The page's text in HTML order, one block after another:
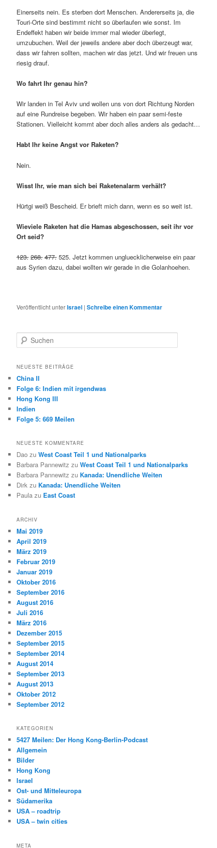
Einerseits nein. Es sterben dort Menschen. Andererseits ja, die
Touri-Orte sind bestimmt nicht so überlaufen wie sonst. Im
Endeffekt haben wir beide immer mal wieder überlegt,
umzubuchen. Weil der jeweils andere aber doch überzeugt war,
dass wir fahren sollten, machen wir das jetzt. Und wir freuen uns
riesig drauf.
Wo fahrt Ihr genau hin?
Wir landen in Tel Aviv und wollen uns von dort Richtung Norden
auf eine Rundreise begeben. Wir haben ein paar semi-feste
Stationen. Vielleicht kommt aber doch alles anders als gedacht…
Habt Ihr keine Angst vor Raketen?
Nein.
Wisst Ihr, wie man sich bei Raketenalarm verhält?
Hürtgi weiß Bescheid. Er brieft mich dann, wenn es so weit ist.
Wieviele Raketen hat die Hamas abgeschossen, seit ihr vor
Ort seid?
123. 268. 477. 525. Jetzt kommen ungluecklicherweise ein paar
aus Syrien dazu, dabei wollten wir gerade in die Golanhoehen.
Veröffentlicht unterIsrael |Schreibe einen Kommentar
u
h
n
NEUESTE BEITRÄGE
China II
Folge 6: Indien mit irgendwas
Hong Kong III
Indien
Folge 5: 669 Meilen
NEUESTE KOMMENTARE
Dao zuWest Coast Teil 1 und Nationalparks
Barbara Pannewitz zuWest Coast Teil 1 und Nationalparks
Barbara Pannewitz zu Kanada: Unendliche Weiten
Dirk zu Kanada: Unendliche Weiten
Paula zu East Coast
ARCHIV
Mai 2019
April 2019
März 2019
Februar 2019
Januar 2019
Oktober 2016
September 2016
August 2016
Juli 2016
März 2016
Dezember 2015
September 2015
September 2014
August 2014
September 2013
August 2013
Oktober 2012
September 2012
KATEGORIEN
5427 Meilen: Der Hong Kong-Berlin-Podcast
Allgemein
Bilder
Hong Kong
Israel
Ost- und Mitteleuropa
Südamerika
USA – roadtrip
USA – twin cities
META